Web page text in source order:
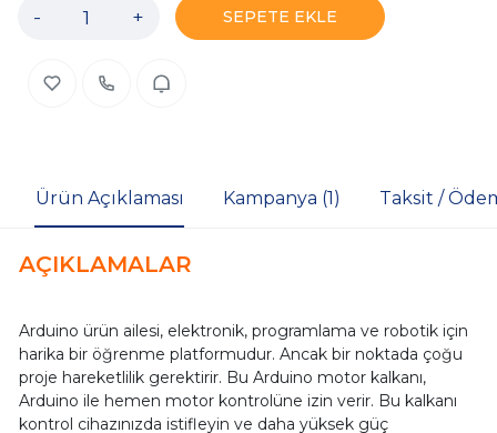
- + SEPETE EKLE
Ürün Açıklaması Kampanya (1) Taksit /
AÇIKLAMALAR
Arduino ürün ailesi, elektronik, programlama ve robotik için
harika bir öğrenme platformudur. Ancak bir noktada çoğu
proje hareketlilik gerektirir. Bu Arduino motor kalkanı,
Arduino ile hemen motor kontrolüne izin verir. Bu kalkanı
kontrol cihazınızda istifleyin ve daha yüksek güç